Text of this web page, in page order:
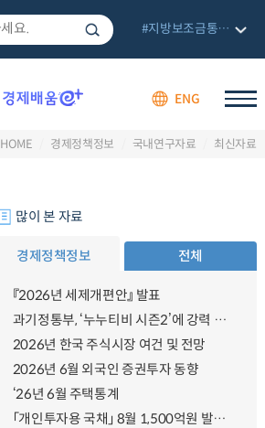
ENG
#지방보조금통합관리망
HOME 경제정책정보 국내연구자료 최신자료
많이 본 자료
경제정책정보 전체
『2026년 세제개편안』 발표
과기정통부, ‘누누티비 시즌2’에 강력 대응 의지 밝혀
2026년 한국 주식시장 여건 및 전망
2026년 6월 외국인 증권투자 동향
‘26년 6월 주택통계
「개인투자용 국채」 8월 1,500억원 발행 예정